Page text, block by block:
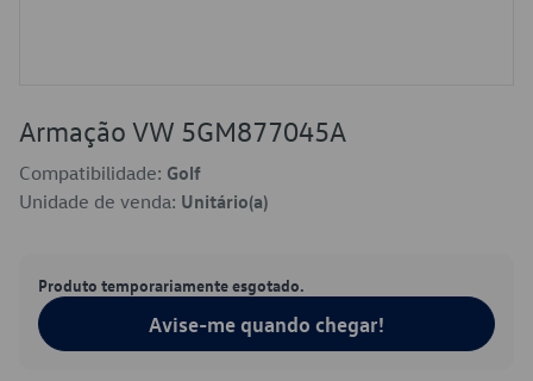
Armação VW 5GM877045A
Compatibilidade: Golf
Unidade de venda: Unitário(a)
Produto temporariamente esgotado.
Avise-me quando chegar!